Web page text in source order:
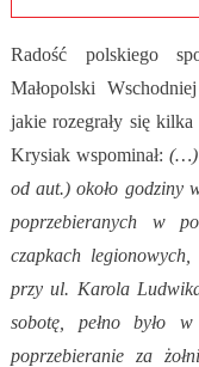
Radość polskiego
Małopolski
jakie rozegrały się
Krysiak wspominał:(…)
od aut.) około godziny
poprzebieranych w
czapkach
przy ul. Karola
sobotę, pełno było
poprzebieranie za